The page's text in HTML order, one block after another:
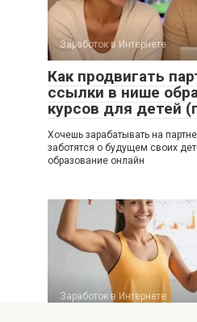
Заработок в Интернете
Как продвигать
ссылки в нише
курсов для детей
Хочешь зарабатывать на
заботятся о будущем своих
образование онлайн
Заработок в Интернете